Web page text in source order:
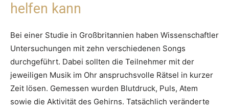
helfen kann
Bei einer Studie in Großbritannien haben Wissenschaftler
Untersuchungen mit zehn verschiedenen Songs
durchgeführt. Dabei sollten die Teilnehmer mit der
jeweiligen Musik im Ohr anspruchsvolle Rätsel in kurzer
Zeit lösen. Gemessen wurden Blutdruck, Puls, Atem
sowie die Aktivität des Gehirns. Tatsächlich veränderte